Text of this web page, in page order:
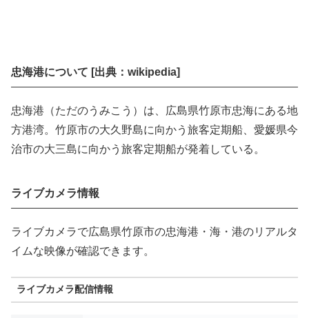
忠海港について [出典：wikipedia]
忠海港（ただのうみこう）は、広島県竹原市忠海にある地
方港湾。竹原市の大久野島に向かう旅客定期船、愛媛県今
治市の大三島に向かう旅客定期船が発着している。
ライブカメラ情報
ライブカメラで広島県竹原市の忠海港・海・港のリアルタ
イムな映像が確認できます。
ライブカメラ配信情報